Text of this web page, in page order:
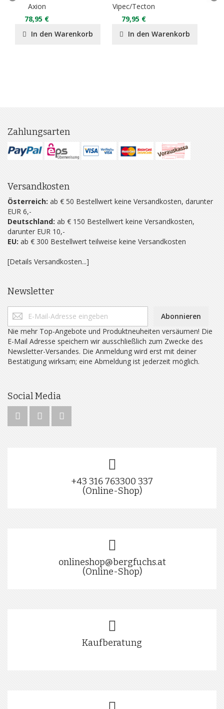
Axion
78,95 €
In den Warenkorb
Vipec/Tecton
79,95 €
In den Warenkorb
Zahlungsarten
Versandkosten
Österreich: ab € 50 Bestellwert keine Versandkosten, darunter
EUR 6,-
Deutschland: ab € 150 Bestellwert keine Versandkosten,
darunter EUR 10,-
EU: ab € 300 Bestellwert teilweise keine Versandkosten
[Details Versandkosten...]
Newsletter
Abonnieren
Nie mehr Top-Angebote und Produktneuheiten versäumen! Die
E-Mail Adresse speichern wir ausschließlich zum Zwecke des
Newsletter-Versandes. Die Anmeldung wird erst mit deiner
Bestätigung wirksam; eine Abmeldung ist jederzeit möglich.
Social Media
+43 316 763300 337
(Online-Shop)
onlineshop@bergfuchs.at
(Online-Shop)
Kaufberatung